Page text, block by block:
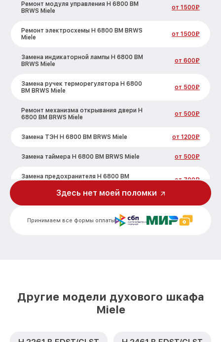
Ремонт модуля управления H 6800 BM
BRWS Miele
от 1500₽
Ремонт электросхемы H 6800 BM BRWS
Miele
от 1500₽
Замена индикаторной лампы H 6800 BM
BRWS Miele
от 600₽
Замена ручек терморегулятора H 6800
BM BRWS Miele
от 500₽
Ремонт механизма открывания двери H
6800 BM BRWS Miele
от 500₽
Замена ТЭН H 6800 BM BRWS Miele от 1200₽
Замена таймера H 6800 BM BRWS Miele от 500₽
Замена предохранителя H 6800 BM
от 700₽
от 500₽
Принимаем все формы оплаты
Здесь нет моей поломки
Другие модели духового шкафа
Miele